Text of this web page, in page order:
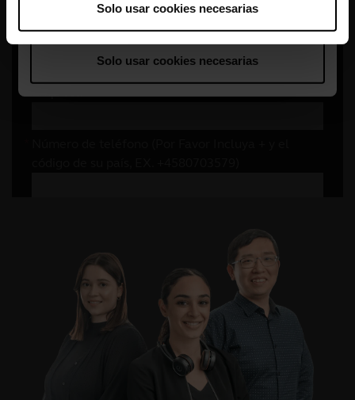
Solo usar cookies necesarias